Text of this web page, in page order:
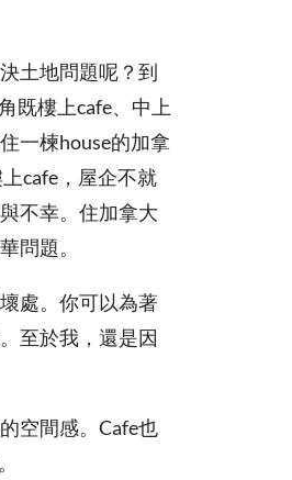
土地問題呢？到
既樓上cafe、中上
一楝house的加拿
cafe，屋企不就
不幸。住加拿大
問題。
處。你可以為著
至於我，還是因
空間感。Cafe也